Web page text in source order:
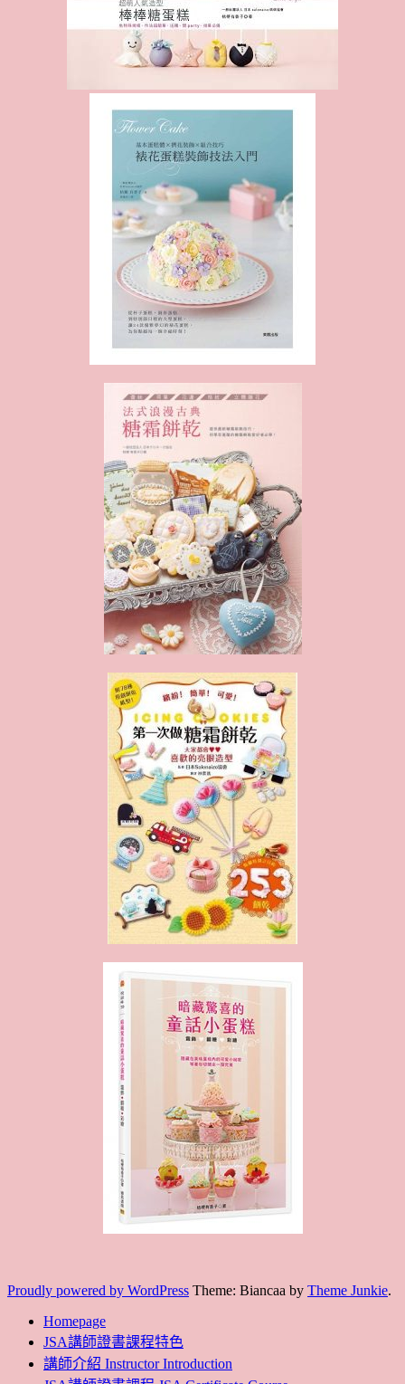
Proudly powered by WordPress Theme: Biancaa by Theme Junkie.
Homepage
JSA講師證書課程特色
講師介紹 Instructor Introduction